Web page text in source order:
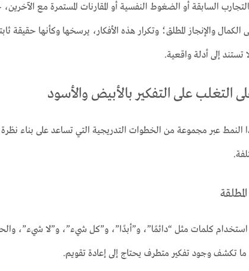
السابقة أو الضغوط النفسية أو المقارنات المستمرة مع
الكمال والإنجاز المطلق؛ وتكرار هذه الأفكار، يرسخها وكأنها حقيقة
تستند إلى أدلة واقعية.
التغلب على التفكير بالأبيض والأسود
النمط عبر مجموعة من الخطوات التدريجية التي تساعد على بناء نظرة
استخدام كلمات مثل “دائمًا”، و”أبدًا”، و”كل شيء”، و”لا شيء”،
ما تكشف وجود تفكير متطرف يحتاج إلى إعادة تقويم.